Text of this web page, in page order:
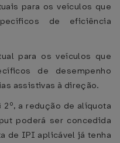
para os veículos que
de eficiência
para os veículos que
de desempenho
assistivas à direção.
a redução de alíquota
poderá ser concedida
de IPI aplicável já tenha